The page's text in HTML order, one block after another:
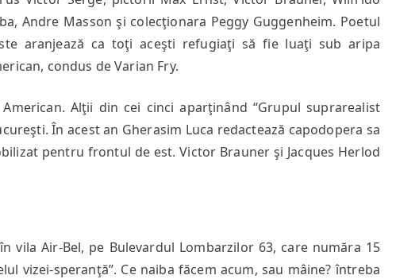
Andre Masson şi colecţionara Peggy Guggenheim. Poetul
aranjează ca toţi aceşti refugiaţi să fie luaţi sub aripa
condus de Varian Fry.
Alţii din cei cinci aparţinând “Grupul suprarealist
În acest an Gherasim Luca redactează capodopera sa
pentru frontul de est. Victor Brauner şi Jacques Herlod
vila Air-Bel, pe Bulevardul Lombarzilor 63, care număra 15
vizei-speranţă”. Ce naiba făcem acum, sau mâine? întreba